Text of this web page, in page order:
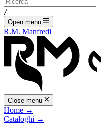
/
Open menu
R.M. Manfredi
Close menu
Home →
Cataloghi →